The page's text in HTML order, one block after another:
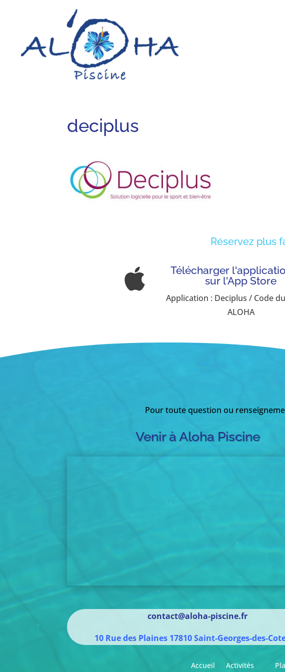
deciplus
Réservez plus

Télécharger
sur l'App Store
Application : Deciplus / Code
ALOHA
Pour toute question ou
Venir à Aloha Piscine
contact@aloha-piscine.fr
10 Rue des Plaines 17810Saint-Georges-des-
Accueil Activités